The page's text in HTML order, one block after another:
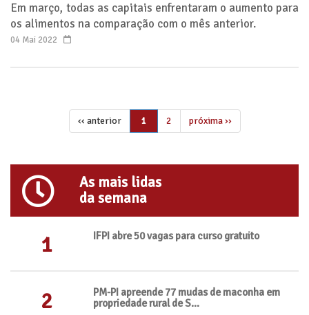
Em março, todas as capitais enfrentaram o aumento para
os alimentos na comparação com o mês anterior.
04 Mai 2022
‹‹ anterior 1 2 próxima ››
As mais lidas
da semana
1 IFPI abre 50 vagas para curso gratuito
2
PM-PI apreende 77 mudas de maconha em
propriedade rural de S...